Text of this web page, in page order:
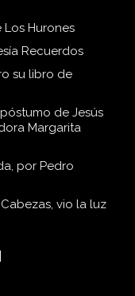
Hurones
Recuerdos
su libro de
de Jesús
Margarita
por Pedro
vio la luz